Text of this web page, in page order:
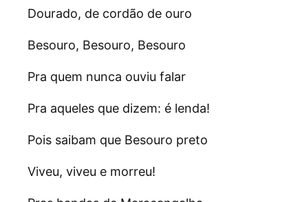
Dourado, de cordão de ouro
Besouro, Besouro, Besouro
Pra quem nunca ouviu falar
Pra aqueles que dizem: é lenda!
Pois saibam que Besouro preto
Viveu, viveu e morreu!